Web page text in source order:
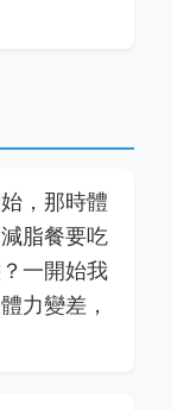
，那時體
脂餐要吃
一開始我
力變差，